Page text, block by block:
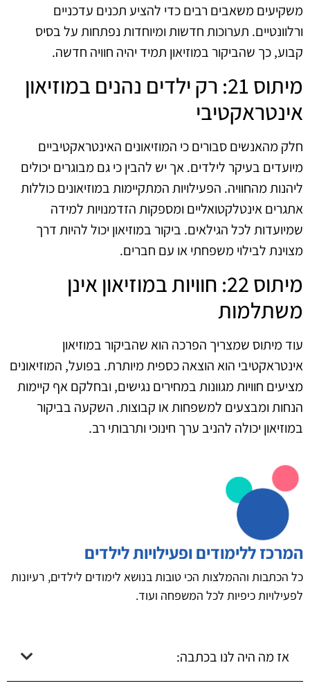
משקיעים משאבים רבים כדי להציע תכנים עדכניים
ורלוונטיים. תערוכות חדשות ומיוחדות נפתחות על בסיס
קבוע, כך שהביקור במוזיאון תמיד יהיה חוויה חדשה.
מיתוס 21: רק ילדים נהנים במוזיאון
אינטראקטיבי
חלק מהאנשים סבורים כי המוזיאונים האינטראקטיביים
מיועדים בעיקר לילדים. אך יש להבין כי גם מבוגרים יכולים
ליהנות מהחוויה. הפעילויות המתקיימות במוזיאונים כוללות
אתגרים אינטלקטואליים ומספקות הזדמנויות למידה
שמיועדות לכל הגילאים. ביקור במוזיאון יכול להיות דרך
מצוינת לבילוי משפחתי או עם חברים.
מיתוס 22: חוויות במוזיאון אינן
משתלמות
עוד מיתוס שמצריך הפרכה הוא שהביקור במוזיאון
אינטראקטיבי הוא הוצאה כספית מיותרת. בפועל, המוזיאונים
מציעים חוויות מגוונות במחירים נגישים, ובחלקם אף קיימות
הנחות ומבצעים למשפחות או קבוצות. השקעה בביקור
במוזיאון יכולה להניב ערך חינוכי ותרבותי רב.
המרכז ללימודים ופעילויות לילדים
כל הכתבות וההמלצות הכי טובות בנושא לימודים לילדים, רעיונות
לפעילויות כיפיות לכל המשפחה ועוד.
אז מה היה לנו בכתבה: